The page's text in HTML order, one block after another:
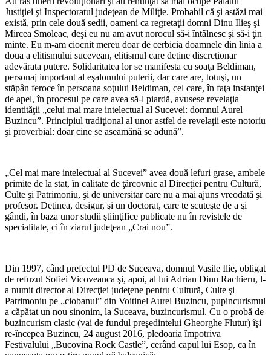
Justiţiei şi Inspectoratul judeţean de Miliţie. Probabil că şi astăzi mai
există, prin cele două sedii, oameni ca regretaţii domni Dinu Ilieş şi
Mircea Smoleac, deşi eu nu am avut norocul să-i întâlnesc şi să-i ţin
minte. Eu m-am ciocnit mereu doar de cerbicia doamnele din linia a
doua a elitismului sucevean, elitismul care deţine discreţionar
adevărata putere. Solidaritatea lor se manifesta cu soaţa Beldiman,
personaj important al eşalonului puterii, dar care are, totuşi, un
stăpân feroce în persoana soţului Beldiman, cel care, în faţa instanţei
de apel, în procesul pe care avea să-l piardă, avusese revelaţia
identităţii „celui mai mare intelectual al Sucevei: domnul Aurel
Buzincu”. Principiul tradiţional al unor astfel de revelaţii este notoriu
şi proverbial: doar cine se aseamănă se adună”.
„Cel mai mare intelectual al Sucevei” avea două lefuri grase, ambele
primite de la stat, în calitate de ţârcovnic al Direcţiei pentru Cultură,
Culte şi Patrimoniu, şi de universitar care nu a mai ajuns vreodată şi
profesor. Deţinea, desigur, şi un doctorat, care te scuteşte de a şi
gândi, în baza unor studii ştiinţifice publicate nu în revistele de
specialitate, ci în ziarul judeţean „Crai nou”.
Din 1997, când prefectul PD de Suceava, domnul Vasile Ilie, obligat
de refuzul Sofiei Vicoveanca şi, apoi, al lui Adrian Dinu Rachieru, l-
a numit director al Direcţiei judeţene pentru Cultură, Culte şi
Patrimoniu pe „ciobanul” din Voitinel Aurel Buzincu, pupincurismul
a căpătat un nou sinonim, la Suceava, buzincurismul. Cu o probă de
buzincurism clasic (vai de fundul preşedintelui Gheorghe Flutur) îşi
re-începea Buzincu, 24 august 2016, pledoaria împotriva
Festivalului „Bucovina Rock Castle”, cerând capul lui Esop, ca în